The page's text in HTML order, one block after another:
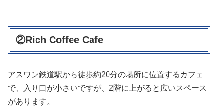
②Rich Coffee Cafe
アスワン鉄道駅から徒歩約20分の場所に位置するカフェ
で、入り口が小さいですが、2階に上がると広いスペース
があります。